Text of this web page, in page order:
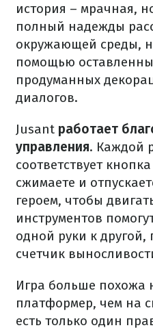
история – мрачная,
полный надежды
окружающей среды,
помощью
продуманных
диалогов.
Jusant работает
управления. Каждой
соответствует
сжимаете и
героем, чтобы
инструментов
одной руки к другой,
счетчик
Игра больше похожа
платформер, чем на
есть только один